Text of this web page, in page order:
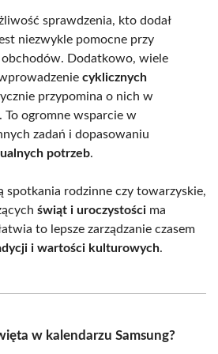
sprawdzenia, kto dodał
niezwykle pomocne przy
Dodatkowo, wiele
cyklicznych
przypomina o nich w
To ogromne wsparcie w
zadań i dopasowaniu
potrzeb.
spotkania rodzinne czy towarzyskie,
świąt i uroczystości ma
to lepsze zarządzanie czasem
i wartości kulturowych.
w kalendarzu Samsung?